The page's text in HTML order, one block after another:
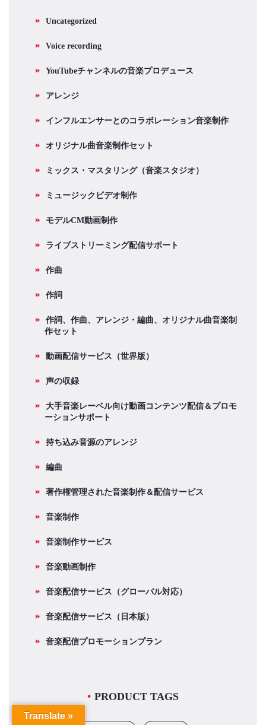
Uncategorized
Voice recording
YouTubeチャンネルの音楽プロデュース
アレンジ
インフルエンサーとのコラボレーション音楽制作
オリジナル曲音楽制作セット
ミックス・マスタリング（音楽スタジオ）
ミュージックビデオ制作
モデルCM動画制作
ライブストリーミング配信サポート
作曲
作詞
作詞、作曲、アレンジ・編曲、オリジナル曲音楽制
作セット
動画配信サービス（世界版）
声の収録
大手音楽レーベル向け動画コンテンツ配信＆プロモ
ーションサポート
持ち込み音源のアレンジ
編曲
著作権管理された音楽制作＆配信サービス
音楽制作
音楽制作サービス
音楽動画制作
音楽配信サービス（グローバル対応）
音楽配信サービス（日本版）
音楽配信プロモーションプラン
PRODUCT TAGS
Translate »